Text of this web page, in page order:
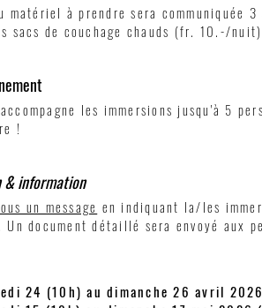
matériel à prendre sera communiquée
sacs de couchage chauds (fr. 10.-/
les immersions jusqu'à 5
!
& information
un message en indiquant la/les
Un document détaillé sera envoyé aux
24 (10h) au dimanche 26 avril